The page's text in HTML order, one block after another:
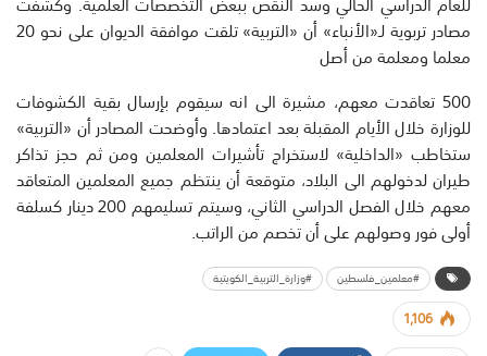
مصادر تربوية لـ«الأنباء» أن «التربية» تلقت موافقة الديوان على نحو 20
معلما ومعلمة من أصل
500 تعاقدت معهم، مشيرة الى انه سيقوم بإرسال بقية الكشوفات
للوزارة خلال الأيام المقبلة بعد اعتمادها. وأوضحت المصادر أن «التربية»
ستخاطب «الداخلية» لاستخراج تأشيرات المعلمين ومن ثم حجز تذاكر
طيران لدخولهم الى البلاد، متوقعة أن ينتظم جميع المعلمين المتعاقد
معهم خلال الفصل الدراسي الثاني، وسيتم تسليمهم 200 دينار كسلفة
أولى فور وصولهم على أن تخصم من الراتب.
#معلمين_فلسطين #وزارة_التربية_الكويتية
1,106